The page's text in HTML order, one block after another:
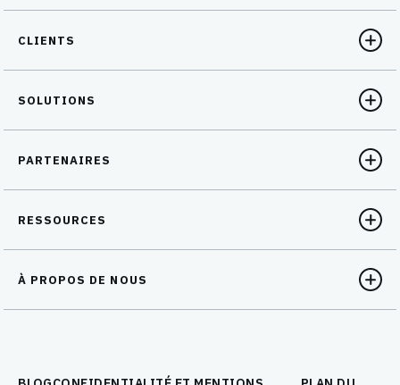
CLIENTS
SOLUTIONS
PARTENAIRES
RESSOURCES
À PROPOS DE NOUS